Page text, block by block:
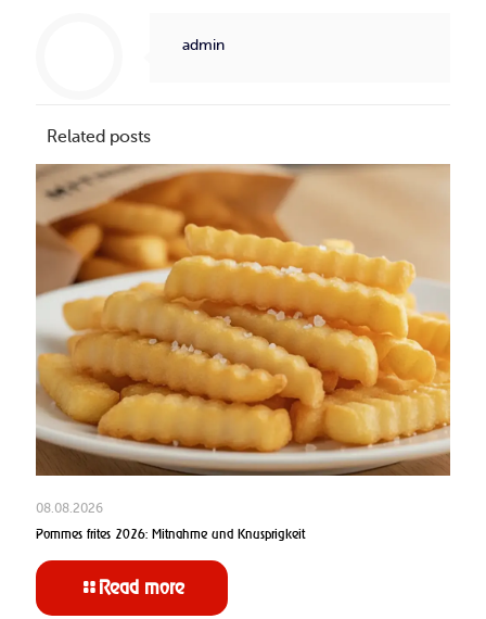
admin
Related posts
08.08.2026
Pommes frites 2026: Mitnahme und Knusprigkeit
Read more